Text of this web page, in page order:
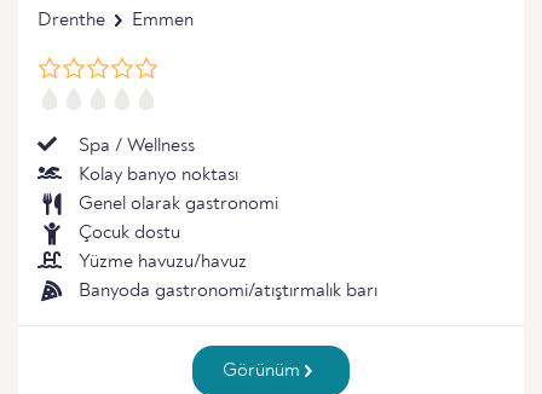
Drenthe Emmen
Spa / Wellness
Kolay banyo noktası
Genel olarak gastronomi
Çocuk dostu
Yüzme havuzu/havuz
Banyoda gastronomi/atıştırmalık barı
Görünüm